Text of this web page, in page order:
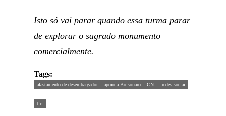
Isto só vai parar quando essa turma parar
de explorar o sagrado monumento
comercialmente.
Tags:
afastamento de desembargador apoio a Bolsonaro CNJ redes sociai
tjrj